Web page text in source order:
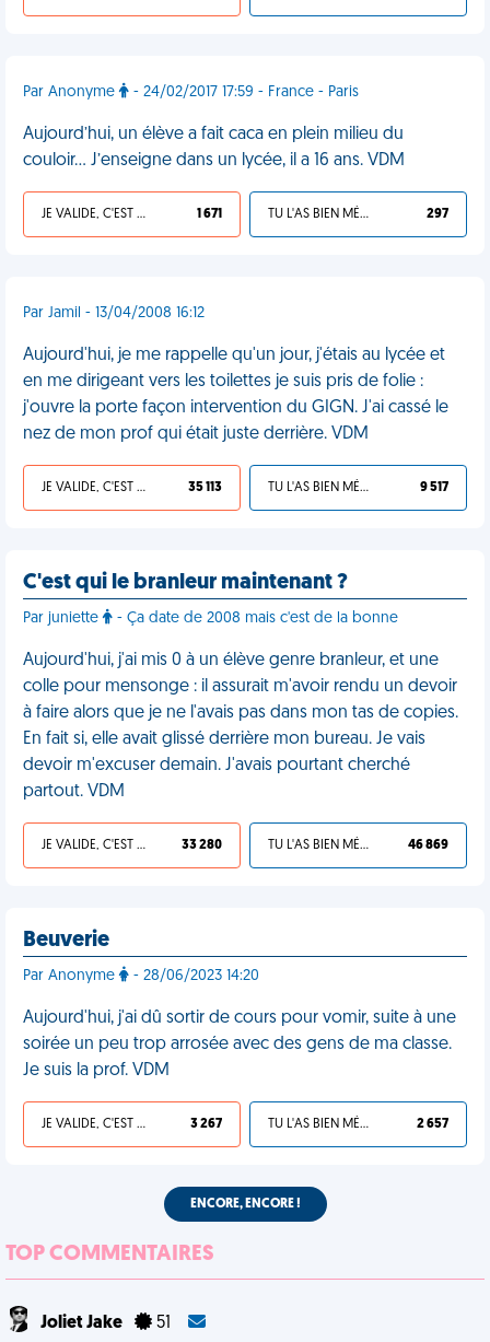
Par Anonyme - 24/02/2017 17:59 - France - Paris
Aujourd’hui, un élève a fait caca en plein milieu du
couloir… J’enseigne dans un lycée, il a 16 ans. VDM
JE VALIDE, C'EST UNE VDM 1 671 TU L'AS BIEN MÉRITÉ 297
Par Jamil - 13/04/2008 16:12
Aujourd'hui, je me rappelle qu'un jour, j'étais au lycée et
en me dirigeant vers les toilettes je suis pris de folie :
j'ouvre la porte façon intervention du GIGN. J'ai cassé le
nez de mon prof qui était juste derrière. VDM
JE VALIDE, C'EST UNE VDM 35 113 TU L'AS BIEN MÉRITÉ 9 517
C'est qui le branleur maintenant ?
Par juniette - Ça date de 2008 mais c'est de la bonne
Aujourd'hui, j'ai mis 0 à un élève genre branleur, et une
colle pour mensonge : il assurait m'avoir rendu un devoir
à faire alors que je ne l'avais pas dans mon tas de copies.
En fait si, elle avait glissé derrière mon bureau. Je vais
devoir m'excuser demain. J'avais pourtant cherché
partout. VDM
JE VALIDE, C'EST UNE VDM 33 280 TU L'AS BIEN MÉRITÉ 46 869
Beuverie
Par Anonyme - 28/06/2023 14:20
Aujourd'hui, j'ai dû sortir de cours pour vomir, suite à une
soirée un peu trop arrosée avec des gens de ma classe.
Je suis la prof. VDM
JE VALIDE, C'EST UNE VDM 3 267 TU L'AS BIEN MÉRITÉ 2 657
ENCORE, ENCORE !
TOP COMMENTAIRES
Joliet Jake 51